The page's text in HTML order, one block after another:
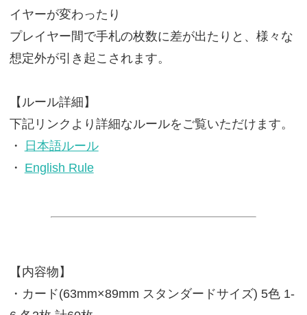
イヤーが変わったり
プレイヤー間で手札の枚数に差が出たりと、様々な
想定外が引き起こされます。
【ルール詳細】
下記リンクより詳細なルールをご覧いただけます。
・
日本語ルール
・ English Rule
【内容物】
・カード(63mm×89mm スタンダードサイズ) 5色 1-